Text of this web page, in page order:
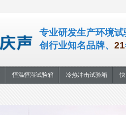
专业研发生产环境试
创行业知名品牌、 21
恒温恒湿试验箱 冷热冲击试验箱